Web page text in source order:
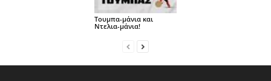
Τουμπα-μάνια και
Ντελια-μάνια!